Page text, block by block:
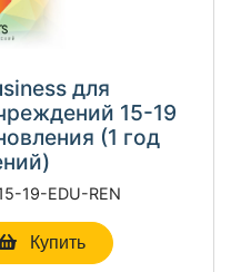
для
15-19
(1 год
19-EDU-REN
Купить